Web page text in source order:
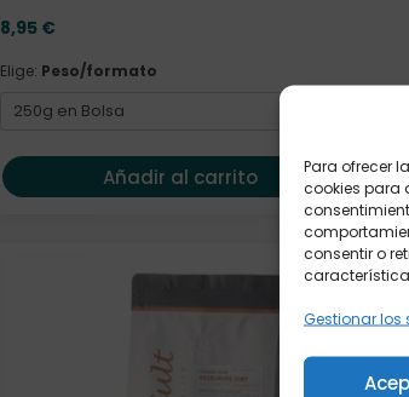
Para ofrecer
cookies para
consentir o
Gestionar los
8,95 €
Elige: Peso/formato
Añadir al carrito